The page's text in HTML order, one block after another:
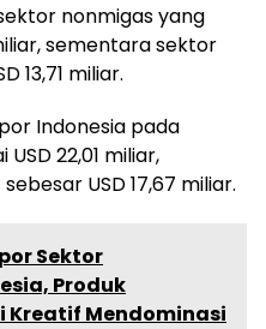
nonmigas yang
sementara sektor
13,71 miliar.
Indonesia pada
22,01 miliar,
USD 17,67 miliar.
Sektor
Produk
Kreatif Mendominasi